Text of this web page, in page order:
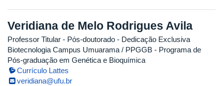
Veridiana de Melo Rodrigues Avila
Professor Titular - Pós-doutorado - Dedicação Exclusiva
Biotecnologia Campus Umuarama / PPGGB - Programa de
Pós-graduação em Genética e Bioquímica
Currículo Lattes
veridiana@ufu.br